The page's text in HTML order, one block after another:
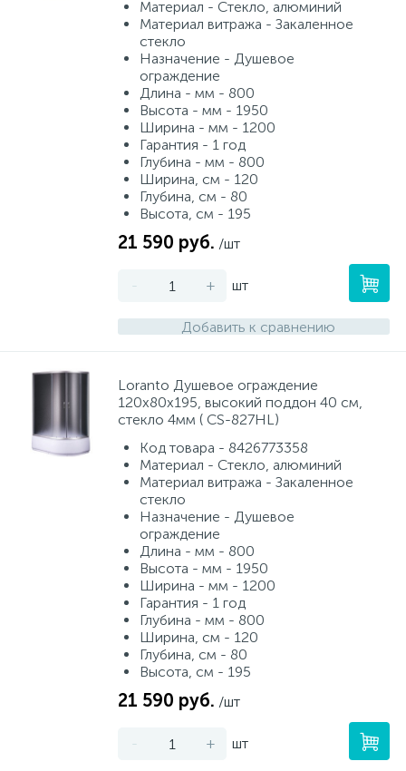
Материал - Стекло, алюминий
Материал витража - Закаленное
стекло
Назначение - Душевое
ограждение
Длина - мм - 800
Высота - мм - 1950
Ширина - мм - 1200
Гарантия - 1 год
Глубина - мм - 800
Ширина, см - 120
Глубина, см - 80
Высота, см - 195
21 590 руб. /шт
- + шт
Добавить к сравнению
Loranto Душевое ограждение
120х80х195, высокий поддон 40 см,
стекло 4мм ( CS-827HL)
Код товара - 8426773358
Материал - Стекло, алюминий
Материал витража - Закаленное
стекло
Назначение - Душевое
ограждение
Длина - мм - 800
Высота - мм - 1950
Ширина - мм - 1200
Гарантия - 1 год
Глубина - мм - 800
Ширина, см - 120
Глубина, см - 80
Высота, см - 195
21 590 руб. /шт
- + шт